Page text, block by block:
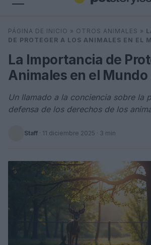
Buscar
PÁGINA DE INICIO » OTROS ANIMALES »
DE PROTEGER A LOS ANIMALES EN EL
La Importancia de
Animales en el
Un llamado a la conciencia sobre la
defensa de los derechos de los
Staff · 11 diciembre 2025 · 3 min